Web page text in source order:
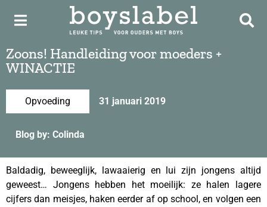
Zoons! Handleiding voor moeders +
WINACTIE
Opvoeding 31 januari 2019
Blog by: Colinda
Baldadig, beweeglijk, lawaaierig en lui zijn jongens altijd
geweest… Jongens hebben het moeilijk: ze halen lagere
cijfers dan meisjes, haken eerder af op school, en volgen een